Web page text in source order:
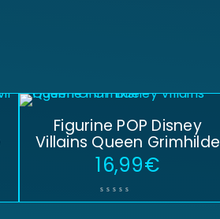
Figurine POP Disney
Villains Queen Grimhilde
16,99€